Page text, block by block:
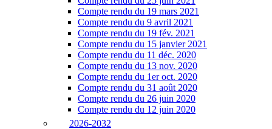
Compte rendu du 19 mars 2021
Compte rendu du 9 avril 2021
Compte rendu du 19 fév. 2021
Compte rendu du 15 janvier 2021
Compte rendu du 11 déc. 2020
Compte rendu du 13 nov. 2020
Compte rendu du 1er oct. 2020
Compte rendu du 31 août 2020
Compte rendu du 26 juin 2020
Compte rendu du 12 juin 2020
2026-2032